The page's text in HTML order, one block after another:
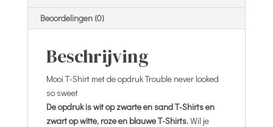
Beoordelingen (0)
Beschrijving
Mooi T-Shirt met de opdruk Trouble never looked
so sweet
De opdruk is wit op zwarte en sand T-Shirts en
zwart op witte, roze en blauwe T-Shirts.Wil je